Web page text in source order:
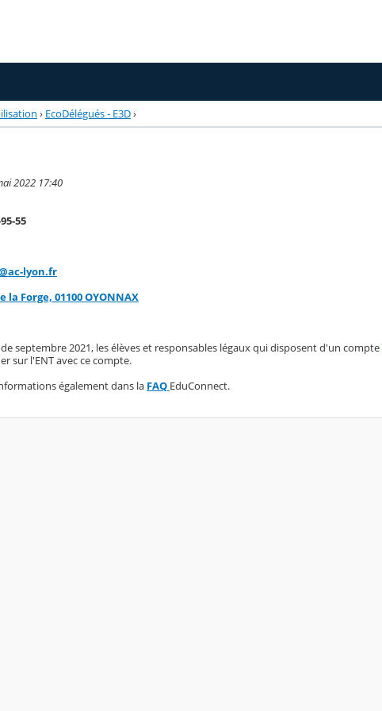
› EcoDélégués - E3D›
2022 17:40
55
lyon.fr
la Forge, 01100 OYONNAX
septembre 2021, les élèves et responsables légaux qui disposent d'un compte
sur l'ENT avec ce compte.
également dans la FAQ EduConnect.